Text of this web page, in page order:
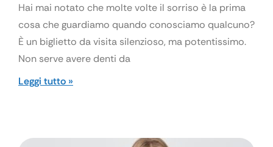
Hai mai notato che molte volte il sorriso è la prima
cosa che guardiamo quando conosciamo qualcuno?
È un biglietto da visita silenzioso, ma potentissimo.
Non serve avere denti da
Leggi tutto »